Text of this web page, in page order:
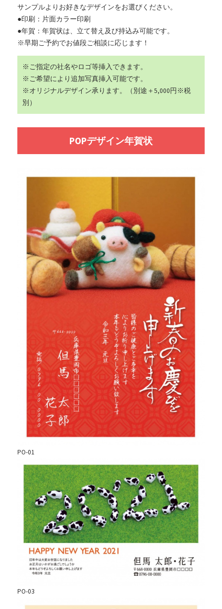
サンプルよりお好きなデザインをお選びください。
●印刷：片面カラー印刷
●年賀：年賀状は、立て替え及び持込み可能です。
※早期ご予約でお値段ご相談に応じます！
※ご指定の社名やロゴ等挿入できます。
※ご希望により追加写真挿入可能です。
※オリジナルデザイン承ります。（別途＋5,000円※税
別）
POPデザイン年賀状
PO-01
PO-03